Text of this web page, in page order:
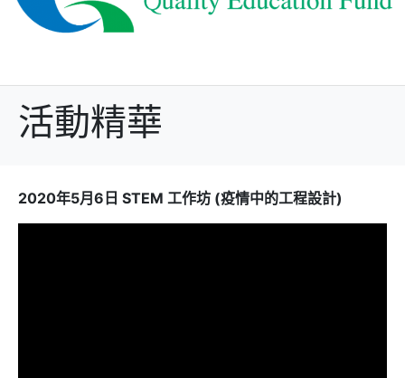
活動精華
2020年5月6日 STEM 工作坊 (疫情中的工程設計)